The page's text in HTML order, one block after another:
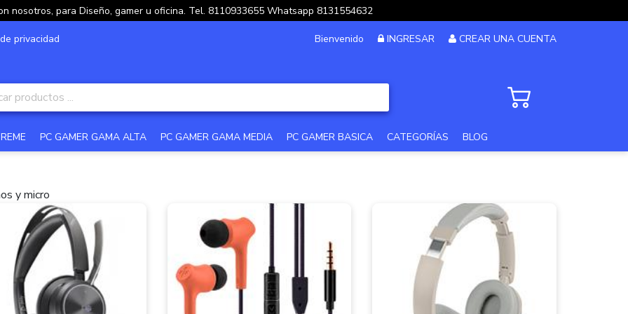
nosotros, para Diseño, gamer u oficina. Tel. 8110933655 Whatsapp 8131554632
privacidad Bienvenido INGRESAR CREAR UNA CUENTA
PC GAMER GAMA ALTA PC GAMER GAMA MEDIA PC GAMER BASICA CATEGORÍAS
PC DISEÑO Y EDICION
PC GAMER GAMA MEDIA
PC GAMA XTREME
BLOG
y micro